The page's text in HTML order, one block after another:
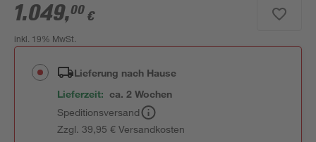
1.049,00 €
inkl. 19% MwSt.
Lieferung nach Hause
Lieferzeit: ca. 2 Wochen
Speditionsversand
Zzgl. 39,95 € Versandkosten